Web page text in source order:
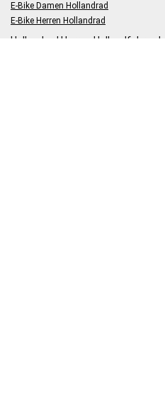
E-Bike Damen Hollandrad
E-Bike Herren Hollandrad
Hollandrad Herren Hollandfahrrad